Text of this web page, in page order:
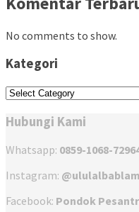
No comments to show.
Kategori
Kategori
Hubungi Kami
Whatsapp: 0859-1068-
Instagram:
Facebook: Pondok